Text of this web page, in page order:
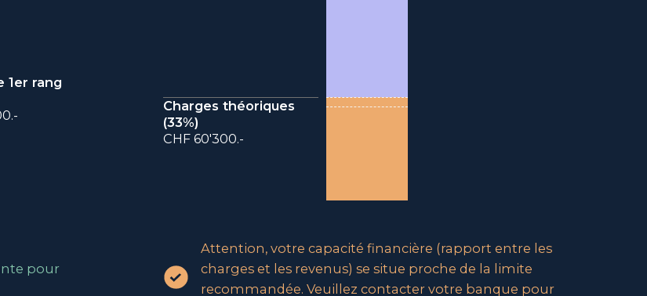
1er rang
pour
Charges théoriques
(33%)
CHF 60'300.-
Attention, votre capacité financière (rapport entre les
charges et les revenus) se situe proche de la limite
recommandée. Veuillez contacter votre banque pour